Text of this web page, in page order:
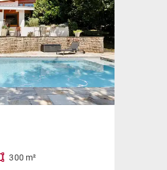
300 m²